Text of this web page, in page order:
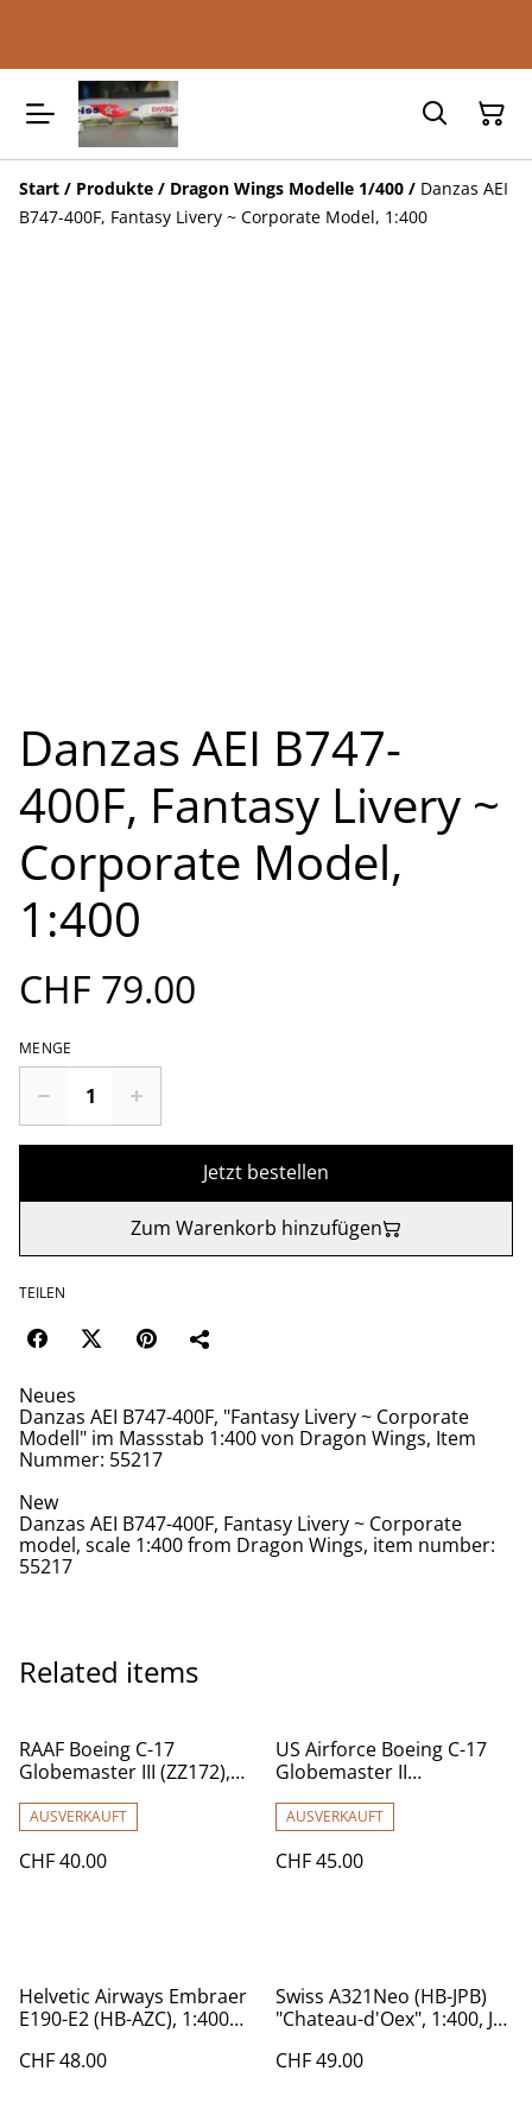
Start / Produkte / Dragon Wings Modelle 1/400 / Danzas AEI
B747-400F, Fantasy Livery ~ Corporate Model, 1:400
Danzas AEI B747-
400F, Fantasy Livery ~
Corporate Model,
1:400
CHF 79.00
MENGE
Jetzt bestellen
Zum Warenkorb hinzufügen
TEILEN
Neues
Danzas AEI B747-400F, "Fantasy Livery ~ Corporate
Modell" im Massstab 1:400 von Dragon Wings, Item
Nummer: 55217
New
Danzas AEI B747-400F, Fantasy Livery ~ Corporate
model, scale 1:400 from Dragon Wings, item number:
55217
Related items
RAAF Boeing C-17
Globemaster III (ZZ172),
AUSVERKAUFT
CHF 40.00
US Airforce Boeing C-17
Globemaster II
Base', 1:400
AUSVERKAUFT
CHF 45.00
Helvetic Airways Embraer
E190-E2 (HB-AZC), 1:400
CHF 48.00
Swiss A321Neo (HB-JPB)
"Chateau-d'Oex", 1:400, JC
CHF 49.00